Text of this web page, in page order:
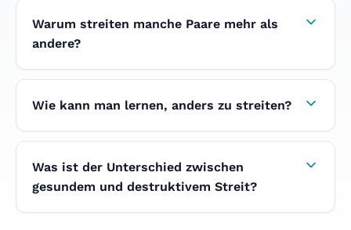
Warum streiten manche Paare mehr als
andere?
Die Häufigkeit von Streit hängt von vielen
Kommunikationsstile, unausgesprochene
Konfliktmuster aus der eigenen Kindheit.
sondern wie.
Wie kann man lernen, anders zu streiten?
Erster Schritt: die eigenen Muster erkennen.
ihren Konflikten abläuft, können sie bewusst
anders reagieren.
Was ist der Unterschied zwischen
gesundem und destruktivem Streit?